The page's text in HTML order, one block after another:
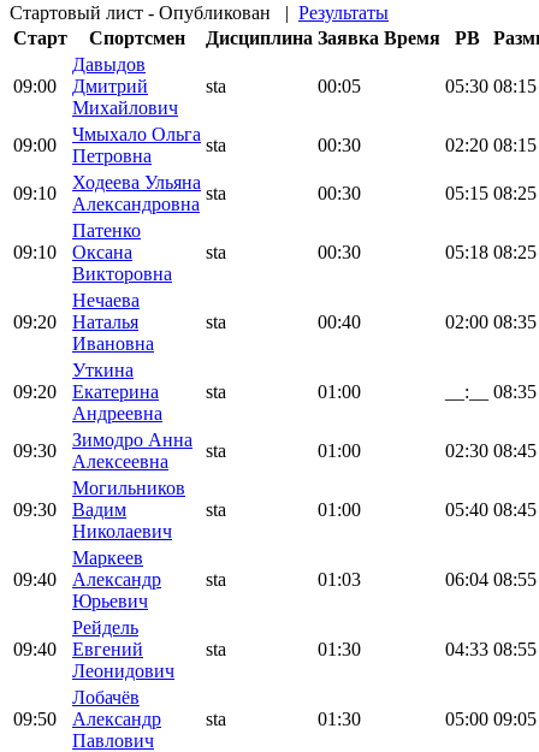
Стартовый лист - Опубликован | Результаты
Старт
Спортсмен Дисциплина Заявка Время PB
09:00
Давыдов
Дмитрий
Михайлович
sta 00:05 05:30 08:15
09:00
Чмыхало Ольга
Петровна
sta 00:30 02:20 08:15
09:10
Ходеева Ульяна
Александровна
sta 00:30 05:15 08:25
09:10
Патенко
Оксана
Викторовна
sta 00:30 05:18 08:25
09:20
Нечаева
Наталья
Ивановна
sta 00:40 02:00 08:35
09:20
Уткина
Екатерина
Андреевна
sta 01:00 __:__ 08:35
09:30
Зимодро Анна
Алексеевна
sta 01:00 02:30 08:45
09:30
Могильников
Вадим
Николаевич
sta 01:00 05:40 08:45
09:40
Маркеев
Александр
Юрьевич
sta 01:03 06:04 08:55
09:40
Рейдель
Евгений
Леонидович
sta 01:30 04:33 08:55
09:50
Лобачёв
Александр
Павлович
sta 01:30 05:00 09:05